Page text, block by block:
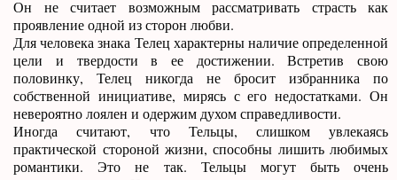
Он не считает возможным рассматривать страсть как
проявление одной из сторон любви.
Для человека знака Телец характерны наличие определенной
цели и твердости в ее достижении. Встретив свою
половинку, Телец никогда не бросит избранника по
собственной инициативе, мирясь с его недостатками. Он
невероятно лоялен и одержим духом справедливости.
Иногда считают, что Тельцы, слишком увлекаясь
практической стороной жизни, способны лишить любимых
романтики. Это не так. Тельцы могут быть очень